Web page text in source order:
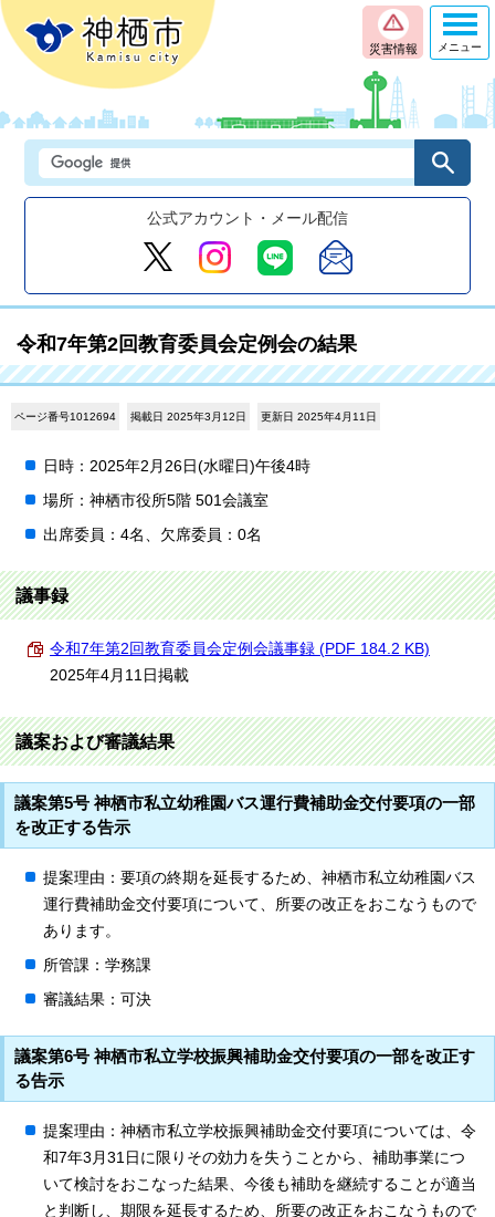
災害情報
公式アカウント・メール配信
メニュー
令和7年第2回教育委員会定例会の結果
ページ番号1012694 掲載日 2025年3月12日 更新日 2025年4月11日
日時：2025年2月26日(水曜日)午後4時
場所：神栖市役所5階 501会議室
出席委員：4名、欠席委員：0名
議事録
令和7年第2回教育委員会定例会議事録 (PDF 184.2 KB)
2025年4月11日掲載
議案および審議結果
議案第5号 神栖市私立幼稚園バス運行費補助金交付要項の一部
を改正する告示
提案理由：要項の終期を延長するため、神栖市私立幼稚園バス
運行費補助金交付要項について、所要の改正をおこなうもので
あります。
所管課：学務課
審議結果：可決
議案第6号 神栖市私立学校振興補助金交付要項の一部を改正す
る告示
提案理由：神栖市私立学校振興補助金交付要項については、令
和7年3月31日に限りその効力を失うことから、補助事業につ
いて検討をおこなった結果、今後も補助を継続することが適当
と判断し、期限を延長するため、所要の改正をおこなうもので